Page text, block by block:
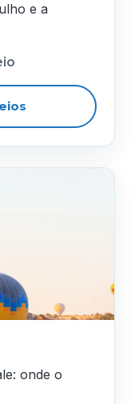
e a
onde o